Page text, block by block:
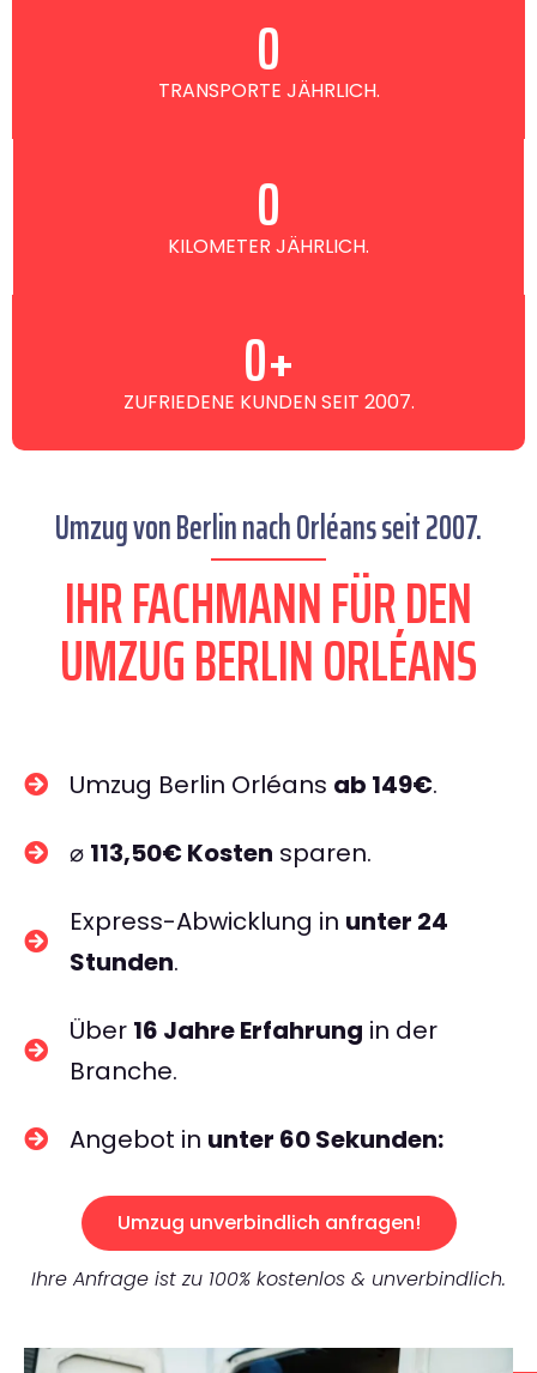
TRANSPORTE JÄHRLICH.
0
KILOMETER JÄHRLICH.
0
ZUFRIEDENE KUNDEN SEIT 2007.
0+
Umzug von Berlin nach Orléans seit 2007.
IHR FACHMANN FÜR DEN
UMZUG BERLIN ORLÉANS
Umzug Berlin Orléans ab 149€.
⌀ 113,50€ Kosten sparen.
Express-Abwicklung in unter 24
Stunden.
Über 16 Jahre Erfahrung in der
Branche.
Angebot in unter 60 Sekunden:
Umzug unverbindlich anfragen!
Ihre Anfrage ist zu 100% kostenlos & unverbindlich.